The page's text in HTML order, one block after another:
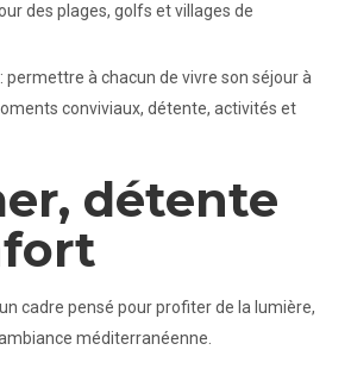
des plages, golfs et villages de
: permettre à chacun de vivre son séjour à
conviviaux, détente, activités et
détente
cadre pensé pour profiter de la lumière,
méditerranéenne.